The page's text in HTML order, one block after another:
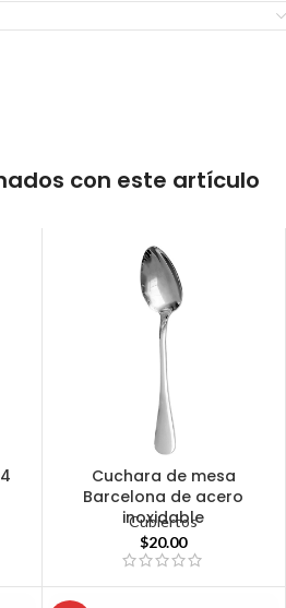
con este artículo
Cuchara de mesa
Barcelona de acero
inoxidable
Cubiertos
$20.00